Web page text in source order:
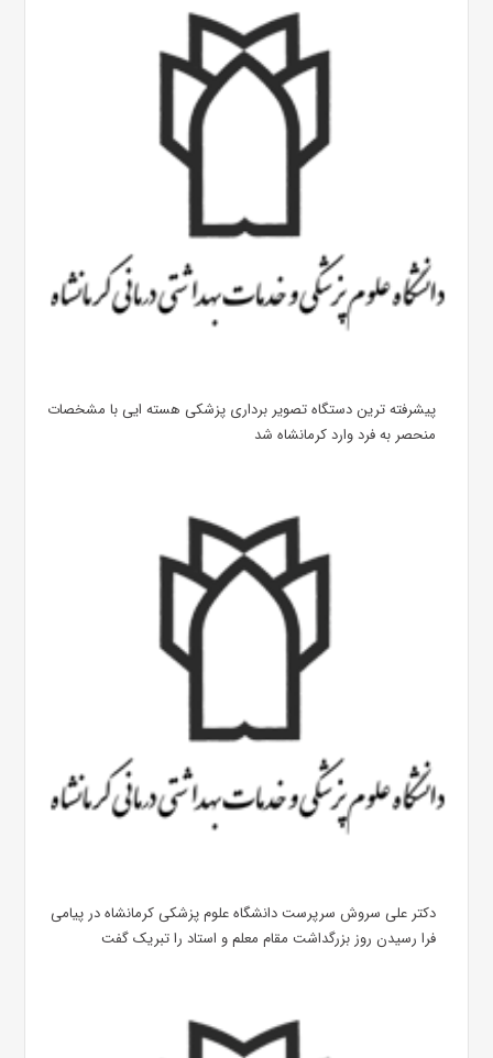
پیشرفته ترین دستگاه تصویر برداری پزشکی هسته ایی با مشخصات
منحصر به فرد وارد کرمانشاه شد
دکتر علی سروش سرپرست دانشگاه علوم پزشکی کرمانشاه در پیامی
فرا رسیدن روز بزرگداشت مقام معلم و استاد را تبریک گفت